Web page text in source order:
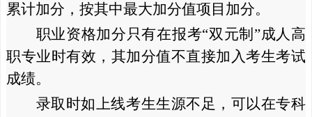
累计加分，按其中最大加分值项目加分。
职业资格加分只有在报考“双元制”成人高
职专业时有效，其加分值不直接加入考生考试
成绩。
录取时如上线考生生源不足，可以在专科